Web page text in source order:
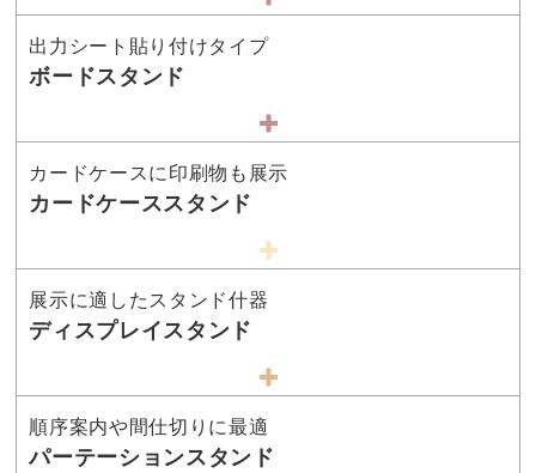
出力シート貼り付けタイプ
ボードスタンド
カードケースに印刷物も展示
カードケーススタンド
展示に適したスタンド什器
ディスプレイスタンド
順序案内や間仕切りに最適
パーテーションスタンド